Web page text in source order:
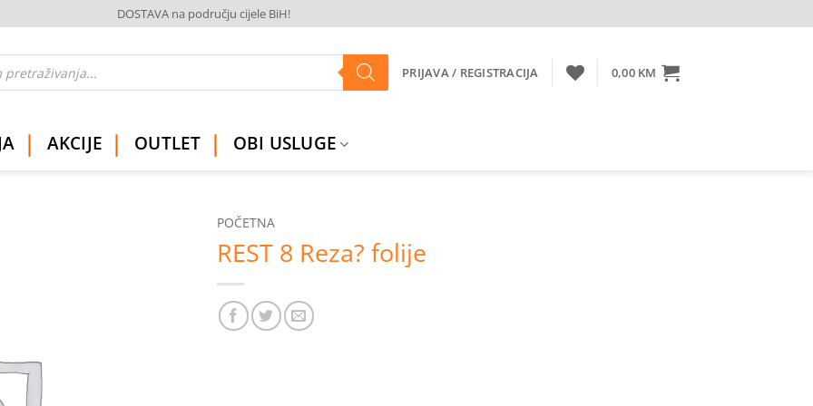
DOSTAVA na području cijele BiH!
PRIJAVA / REGISTRACIJA 0,00 KM
AKCIJE OUTLET OBI USLUGE
POČETNA
REST 8 Reza? folije